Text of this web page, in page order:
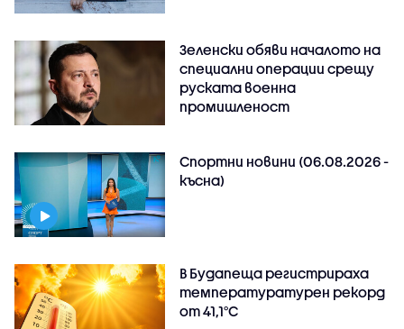
Зеленски обяви началото на
специални операции срещу
руската военна
промишленост
Спортни новини (06.08.2026 -
късна)
В Будапеща регистрираха
температуратурен рекорд
от 41,1°C